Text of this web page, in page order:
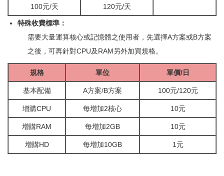
100元/天 120元/天
特殊收費標準：
需要大量運算核心或記憶體之使用者，先選擇A方案或B方案
之後，可再針對CPU及RAM另外加買規格。
規格 單位 單價/日
基本配備 A方案/B方案 100元/120元
增購CPU 每增加2核心 10元
增購RAM 每增加2GB 10元
增購HD 每增加10GB 1元